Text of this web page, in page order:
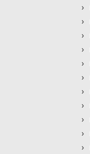
›
›
›
›
›
›
›
›
›
›
›